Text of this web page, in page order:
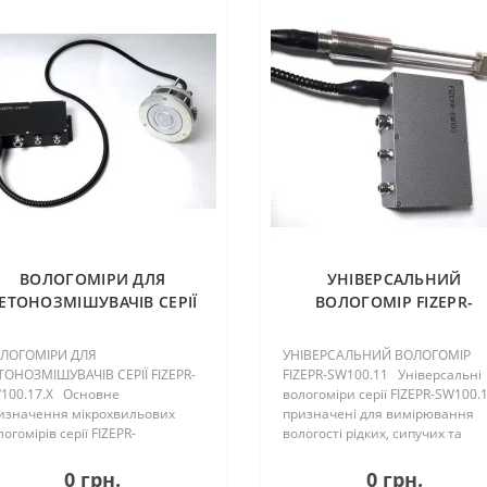
ВОЛОГОМІРИ ДЛЯ
СЕРІЇ
ДЛЯ
СЕРІЇ FIZEPR-
Основне
мікрохвильових
серії FIZEPR-
Для
0 грн.
УНІВЕРСАЛЬНИЙ
ВОЛОГОМІР FIZEPR-
УНІВЕРСАЛЬНИЙ ВОЛОГОМІР
FIZEPR-SW100.11 Універсальні
вологоміри серії FIZEPR-
призначені для вимірювання
вологості рідких, сипучих та
принципом вимірювання
0 грн.